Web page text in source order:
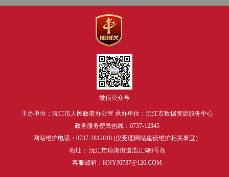
微信公众号
主办单位：沅江市人民政府办公室 承办单位：沅江市数据资源服务中心
政务服务便民热线：0737-12345
网站维护电话：0737-2812818 (仅受理网站建设维护相关事宜）
地址： 沅江市琼湖街道浩江湖6号岛
客服邮箱：HNYJ0737@126.COM